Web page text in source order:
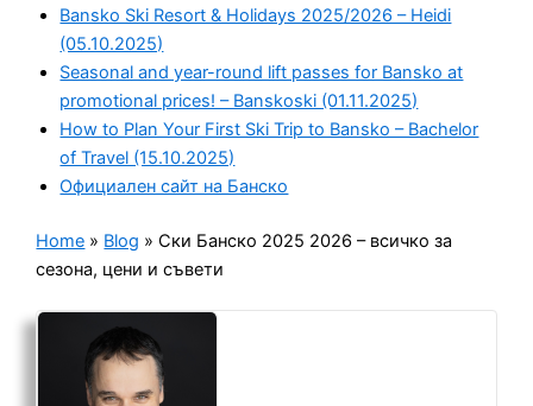
Bansko Ski Resort & Holidays 2025/2026 – Heidi
(05.10.2025)
Seasonal and year-round lift passes for Bansko at
promotional prices! – Banskoski (01.11.2025)
How to Plan Your First Ski Trip to Bansko – Bachelor
of Travel (15.10.2025)
Официален сайт на Банско
Home » Blog »Ски Банско 2025 2026 – всичко за
сезона, цени и съвети